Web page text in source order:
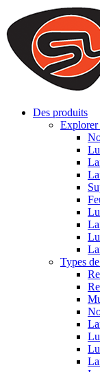
We use cookies to
on our website. By
that cookies are
to offer you a better
you can disable
Des produits
Explorer
Types